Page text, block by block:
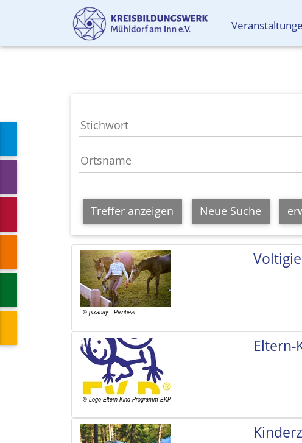
Treffer anzeigen Neue Suche
Eltern-